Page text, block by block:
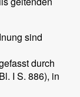
sind
durch
I S. 886), in